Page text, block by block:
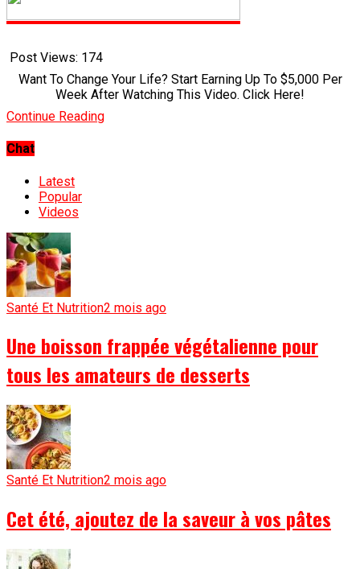
Post Views: 174
Want To Change Your Life? Start Earning Up To $5,000 Per
Week After Watching This Video. Click Here!
Continue Reading
Chat
Latest
Popular
Videos
Santé Et Nutrition2 mois ago
Une boisson frappée végétalienne pour
tous les amateurs de desserts
Santé Et Nutrition2 mois ago
Cet été, ajoutez de la saveur à vos pâtes